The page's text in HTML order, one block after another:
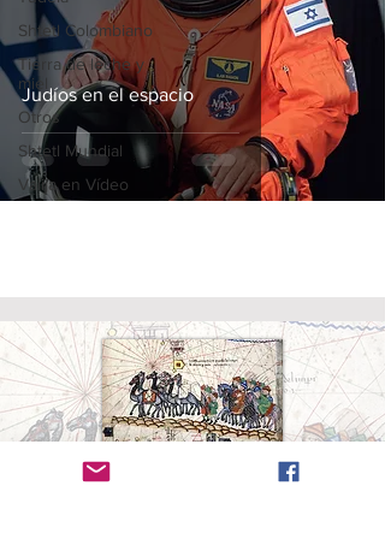
Shtetl Colombiano
Tierra de leche y
miel
Otros
Shtetl Mundial
Valija en Vídeo
Judíos en el espacio